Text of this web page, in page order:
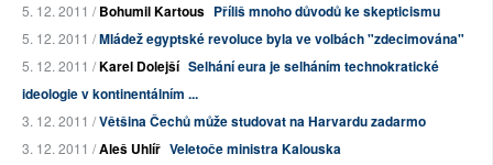
5. 12. 2011 /Bohumil Kartous Příliš mnoho důvodů ke skepticismu
5. 12. 2011 /Mládež egyptské revoluce byla ve volbách "zdecimována"
5. 12. 2011 /Karel Dolejší Selhání eura je selháním technokratické
ideologie v kontinentálním ...
3. 12. 2011 /Většina Čechů může studovat na Harvardu zadarmo
3. 12. 2011 /Aleš Uhlíř Veletoče ministra Kalouska